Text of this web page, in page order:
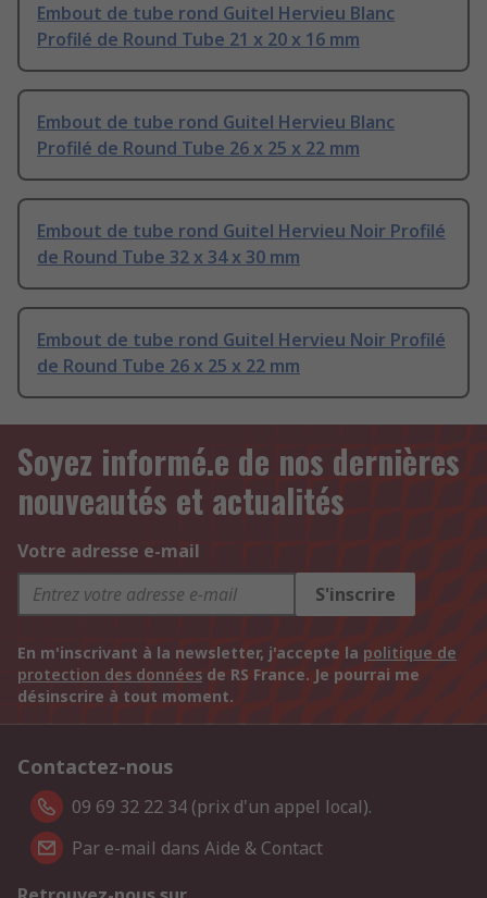
Embout de tube rond Guitel Hervieu Blanc
Profilé de Round Tube 21 x 20 x 16 mm
Embout de tube rond Guitel Hervieu Blanc
Profilé de Round Tube 26 x 25 x 22 mm
Embout de tube rond Guitel Hervieu Noir Profilé
de Round Tube 32 x 34 x 30 mm
Embout de tube rond Guitel Hervieu Noir Profilé
de Round Tube 26 x 25 x 22 mm
Soyez informé.e de nos dernières
nouveautés et actualités
Votre adresse e-mail
S'inscrire
En m'inscrivant à la newsletter, j'accepte la politique de
protection des données de RS France. Je pourrai me
désinscrire à tout moment.
Contactez-nous
09 69 32 22 34 (prix d'un appel local).
Par e-mail dans Aide & Contact